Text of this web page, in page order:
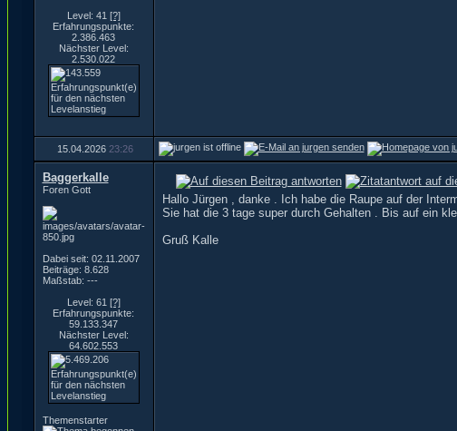
Level: 41 [?]
Erfahrungspunkte:
2.386.463
Nächster Level:
2.530.022
15.04.2026 23:26
Baggerkalle
Foren Gott
Dabei seit: 02.11.2007
Beiträge: 8.628
Maßstab: ---
Level: 61 [?]
Erfahrungspunkte:
59.133.347
Nächster Level:
64.602.553
Themenstarter
Hallo Jürgen , danke . Ich habe die Raupe auf der
Sie hat die 3 tage super durch Gehalten . Bis auf ein
Gruß Kalle